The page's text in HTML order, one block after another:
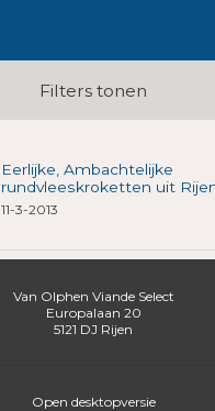
duurzaam
Nieuws Bellen
Filters tonen
Eerlijke, Ambachtelijke
rundvleeskroketten uit
11-3-2013
Van Olphen Viande Select
Europalaan 20
5121 DJ Rijen
Open desktopversie